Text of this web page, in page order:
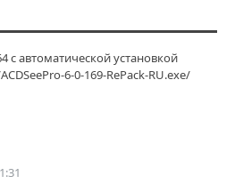
с автоматической установкой
6-0-169-RePack-RU.exe/